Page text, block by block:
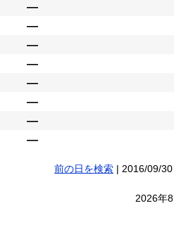
―
―
―
―
―
―
―
―
前の日を検索| 2016/09/
2026年